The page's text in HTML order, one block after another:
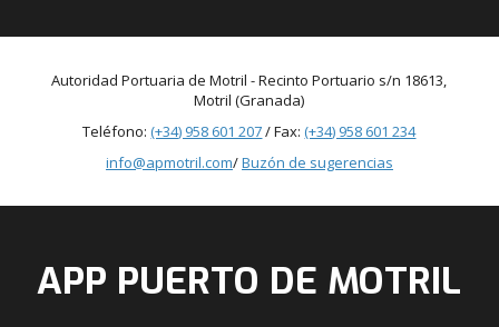
Autoridad Portuaria de Motril - Recinto Portuario s/n 18613,
Motril (Granada)
Teléfono:(+34) 958 601 207/ Fax:(+34) 958 601 234
info@apmotril.com/Buzón de sugerencias
APP PUERTO DE MOTRIL